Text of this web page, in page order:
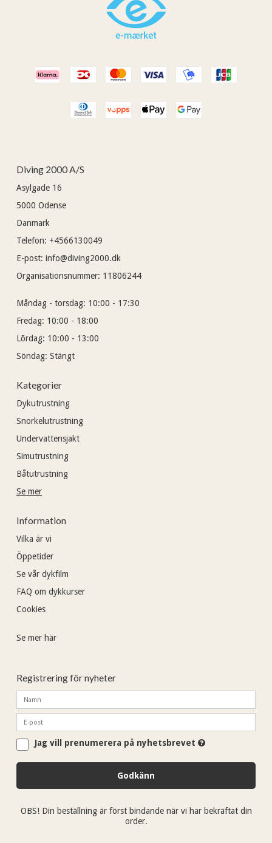
Diving 2000 A/S
Asylgade 16
5000 Odense
Danmark
Telefon: +4566130049
E-post: info@diving2000.dk
Organisationsnummer: 11806244
Måndag - torsdag: 10:00 - 17:30
Fredag: 10:00 - 18:00
Lõrdag: 10:00 - 13:00
Söndag: Stängt
Kategorier
Dykutrustning
Snorkelutrustning
Undervattensjakt
Simutrustning
Båtutrustning
Se mer
Information
Vilka är vi
Öppetider
Se vår dykfilm
FAQ om dykkurser
Cookies
Se mer här
Registrering för nyheter
Jag vill prenumerera på nyhetsbrevet
Godkänn
OBS! Din beställning är först bindande när vi har bekräftat din
order.